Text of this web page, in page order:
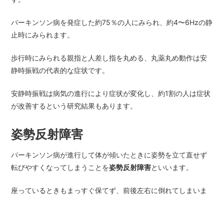
パーキンソン病を発症した約75％の人にみられ、約4〜6Hzの静
止時にみられます。
歩行時にみられる親指と人差し指を丸める、丸薬丸め動作は安
静時振戦の代表的な症状です。
安静時振戦は病気の進行により症状が変化し、約1割の人は症状
が改善するという研究結果もあります。
姿勢反射障害
パーキンソン病が進行して体が傾いたときに姿勢を立て直せず
転びやすくなってしまうことを姿勢反射障害といいます。
座っているときもまっすぐ保てず、前後左右に倒れてしまいま